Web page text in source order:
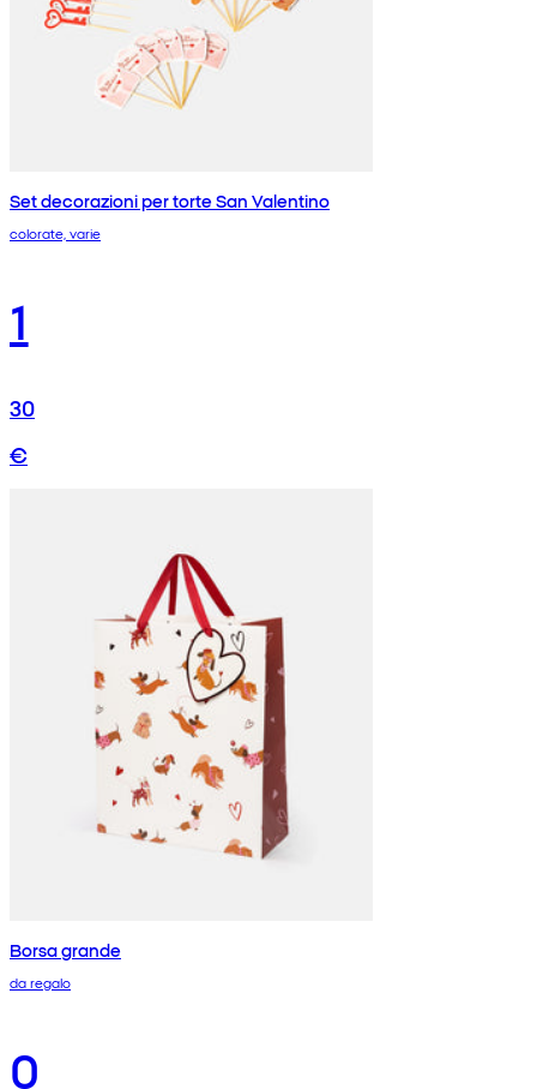
Set decorazioni per torte San Valentino
colorate, varie
1
30
€
Borsa grande
da regalo
0